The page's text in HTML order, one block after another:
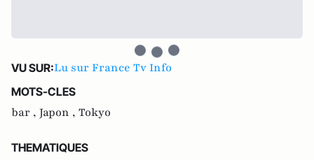
VU SUR:Lu sur France Tv Info
MOTS-CLES
bar , Japon , Tokyo
THEMATIQUES